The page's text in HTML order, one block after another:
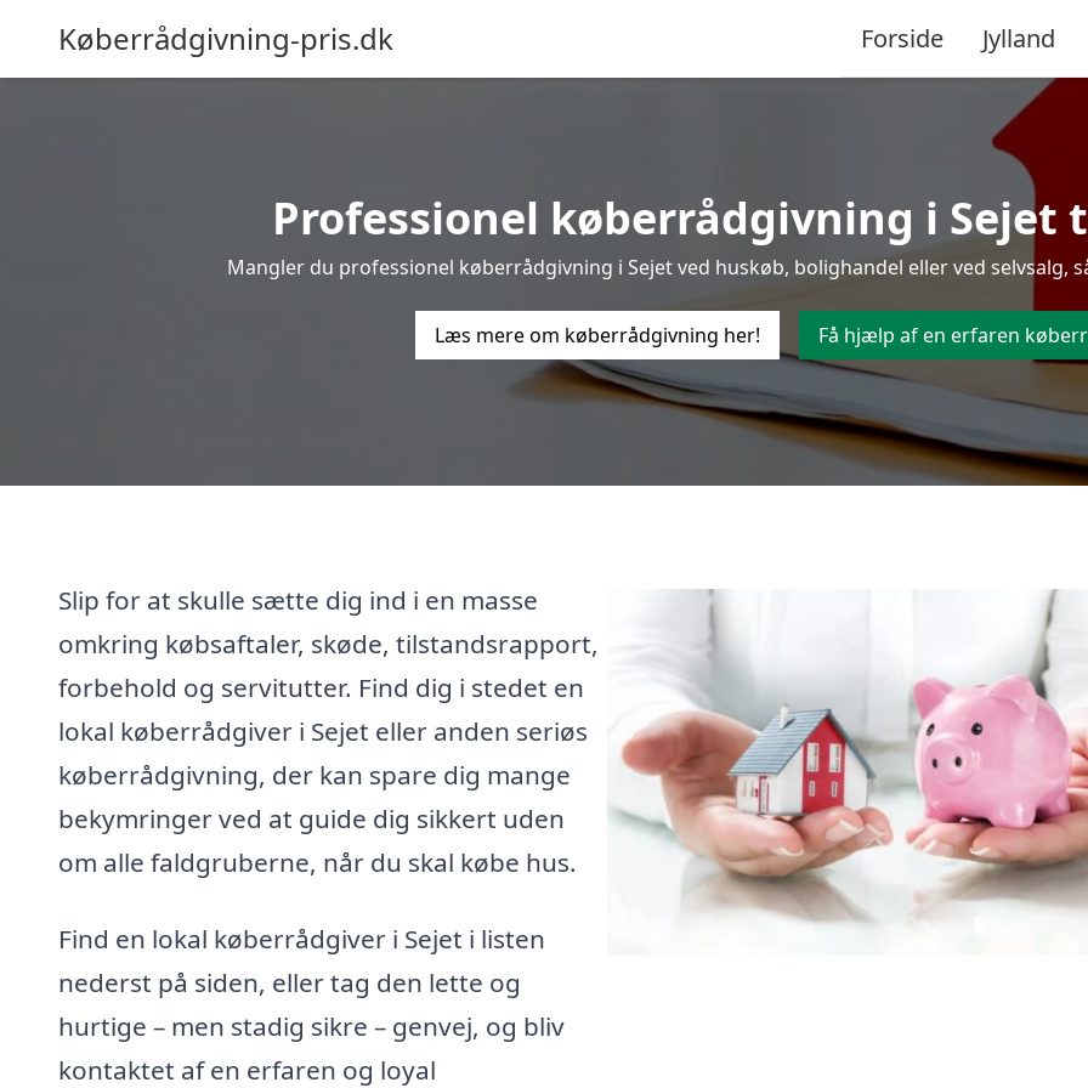
Køberrådgivning-pris.dk Forside Jylland
Professionel køberrådgivning i Sejet
Mangler du professionel køberrådgivning i Sejet ved huskøb, bolighandel eller ved selvsalg,
Læs mere om køberrådgivning her! Få hjælp af en erfaren
Slip for at skulle sætte dig ind i en masse
omkring købsaftaler, skøde, tilstandsrapport,
forbehold og servitutter. Find dig i stedet en
lokal køberrådgiver i Sejet eller anden seriøs
køberrådgivning, der kan spare dig mange
bekymringer ved at guide dig sikkert uden
om alle faldgruberne, når du skal købe hus.
Find en lokal køberrådgiver i Sejet i listen
nederst på siden, eller tag den lette og
hurtige – men stadig sikre – genvej, og bliv
kontaktet af en erfaren og loyal